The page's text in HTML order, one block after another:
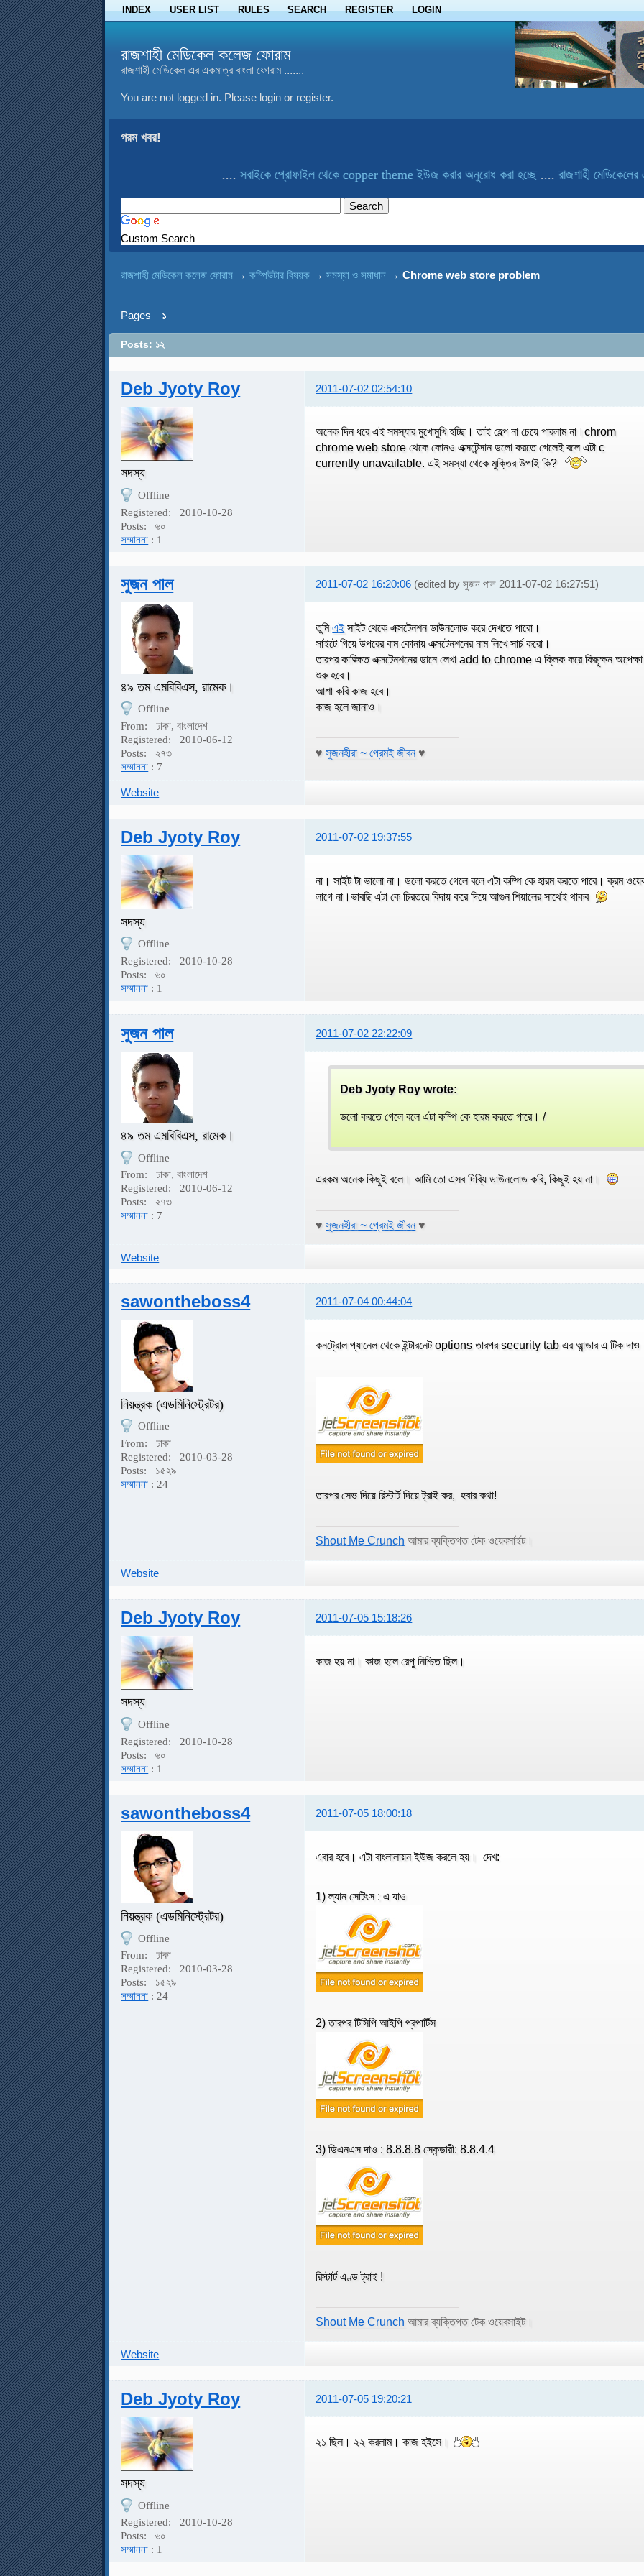
INDEX USER LIST RULES SEARCH REGISTER LOGIN
রাজশাহী মেডিকেল কলেজ ফোরাম
রাজশাহী মেডিকেল এর একমাত্র বাংলা ফোরাম .......
You are not logged in. Please login or register.
গরম খবর!
সবাইকে প্রোফাইল থেকে copper theme ইউজ করার অনুরোধ করা হচ্ছে .... রাজশাহী মেডিকেলের একমাত্র
Custom Search
রাজশাহী মেডিকেল কলেজ ফোরাম →কম্পিউটার বিষয়ক →সমস্যা ও সমাধান →Chrome web store problem
Pages ১
Posts: ১২
Deb Jyoty Roy 2011-07-02 02:54:10
সদস্য
Offline
Registered:
2010-10-28
Posts:
৬০
সম্মাননা : 1
অনেক দিন ধরে এই সমস্যার মুখোমুখি হচ্ছি। তাই হেল্প না চেয়ে পারলাম না।chrom
chrome web store থেকে কোনও এক্সটেন্সান ডলো করতে গেলেই বলে এটা c
currently unavailable. এই সমস্যা থেকে মুক্তির উপাই কি?
সুজন পাল 2011-07-02 16:20:06 (edited by সুজন পাল 2011-07-02 16:27:51)
৪৯ তম এমবিবিএস, রামেক।
Offline
From:
ঢাকা, বাংলাদেশ
Registered:
2010-06-12
Posts:
২৭৩
সম্মাননা : 7
তুমিএইসাইট থেকে এক্সটেনশন ডাউনলোড করে দেখতে পারো।
সাইটে গিয়ে উপরের বাম কোনায় এক্সটেনশনের নাম লিখে সার্চ করো।
তারপর কাঙ্ক্ষিত এক্সটেনশনের ডানে লেখা add to chrome এ ক্লিক করে কিছুক্ষন
শুরু হবে।
আশা করি কাজ হবে।
কাজ হলে জানাও।
♥সুজনহীরা ~ প্রেমই জীবন♥
Website
Deb Jyoty Roy 2011-07-02 19:37:55
সদস্য
Offline
Registered:
2010-10-28
Posts:
৬০
সম্মাননা : 1
না। সাইট টা ভালো না। ডলো করতে গেলে বলে এটা কম্পি কে হারম করতে পারে। ক্রম
লাগে না।ভাবছি এটা কে চিরতরে বিদায় করে দিয়ে আগুন শিয়ালের সাথেই থাকব
সুজন পাল 2011-07-02 22:22:09
৪৯ তম এমবিবিএস, রামেক।
Offline
From:
ঢাকা, বাংলাদেশ
Registered:
2010-06-12
Posts:
২৭৩
সম্মাননা : 7
Deb Jyoty Roy wrote:
ডলো করতে গেলে বলে এটা কম্পি কে হারম করতে পারে। /
এরকম অনেক কিছুই বলে। আমি তো এসব দিব্যি ডাউনলোড করি, কিছুই হয় না।
♥সুজনহীরা ~ প্রেমই জীবন♥
Website
sawontheboss4 2011-07-04 00:44:04
নিয়ন্ত্রক (এডমিনিস্ট্রেটর)
Offline
From:
ঢাকা
Registered:
2010-03-28
Posts:
১৫২৯
সম্মাননা : 24
কনট্রোল প্যানেল থেকে ইন্টারনেট options তারপর security tab এর আন্ডার এ টিক দাও
তারপর সেভ দিয়ে রিস্টার্ট দিয়ে ট্রাই কর, হবার কথা!
Shout Me Crunch আমার ব্যক্তিগত টেক ওয়েবসাইট।
Website
Deb Jyoty Roy 2011-07-05 15:18:26
সদস্য
Offline
Registered:
2010-10-28
Posts:
৬০
সম্মাননা : 1
কাজ হয় না। কাজ হলে রেপু নিশ্চিত ছিল।
sawontheboss4 2011-07-05 18:00:18
নিয়ন্ত্রক (এডমিনিস্ট্রেটর)
Offline
From:
ঢাকা
Registered:
2010-03-28
Posts:
১৫২৯
সম্মাননা : 24
এবার হবে। এটা বাংলালায়ন ইউজ করলে হয়। দেখ:
1) ল্যান সেটিংস : এ যাও
2) তারপর টিসিপি আইপি প্রপার্টিস
3) ডিএনএস দাও : 8.8.8.8 সেকন্ডারী: 8.8.4.4
রিস্টার্ট এণ্ড ট্রাই !
Shout Me Crunch আমার ব্যক্তিগত টেক ওয়েবসাইট।
Website
Deb Jyoty Roy 2011-07-05 19:20:21
সদস্য
Offline
Registered:
2010-10-28
Posts:
৬০
সম্মাননা : 1
২১ ছিল। ২২ করলাম। কাজ হইসে।